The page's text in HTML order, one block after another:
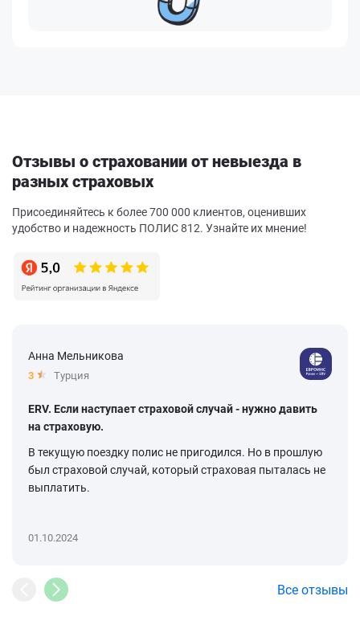
Отзывы о страховании от невыезда в
разных страховых
Присоединяйтесь к более 700 000 клиентов, оценивших
удобство и надежность ПОЛИС 812. Узнайте их мнение!
Анна Мельникова
3 Турция
ERV. Если наступает страховой случай - нужно давить
на страховую.
В текущую поездку полис не пригодился. Но в прошлую
был страховой случай, который страховая пыталась не
выплатить.
01.10.2024
Все отзывы